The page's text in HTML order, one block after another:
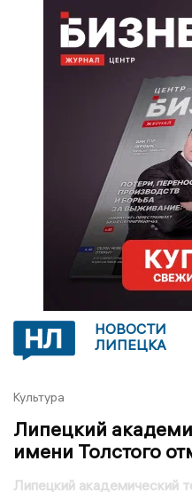
НОВОСТИ
ЛИПЕЦКА
Культура
Липецкий
имени Толстого
Липецкий академический